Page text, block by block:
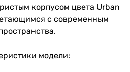
корпусом цвета Urban
с современным
модели: